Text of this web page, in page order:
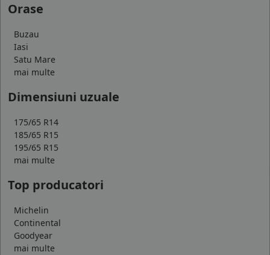
Orase
Buzau
Iasi
Satu Mare
mai multe
Dimensiuni uzuale
175/65 R14
185/65 R15
195/65 R15
mai multe
Top producatori
Michelin
Continental
Goodyear
mai multe